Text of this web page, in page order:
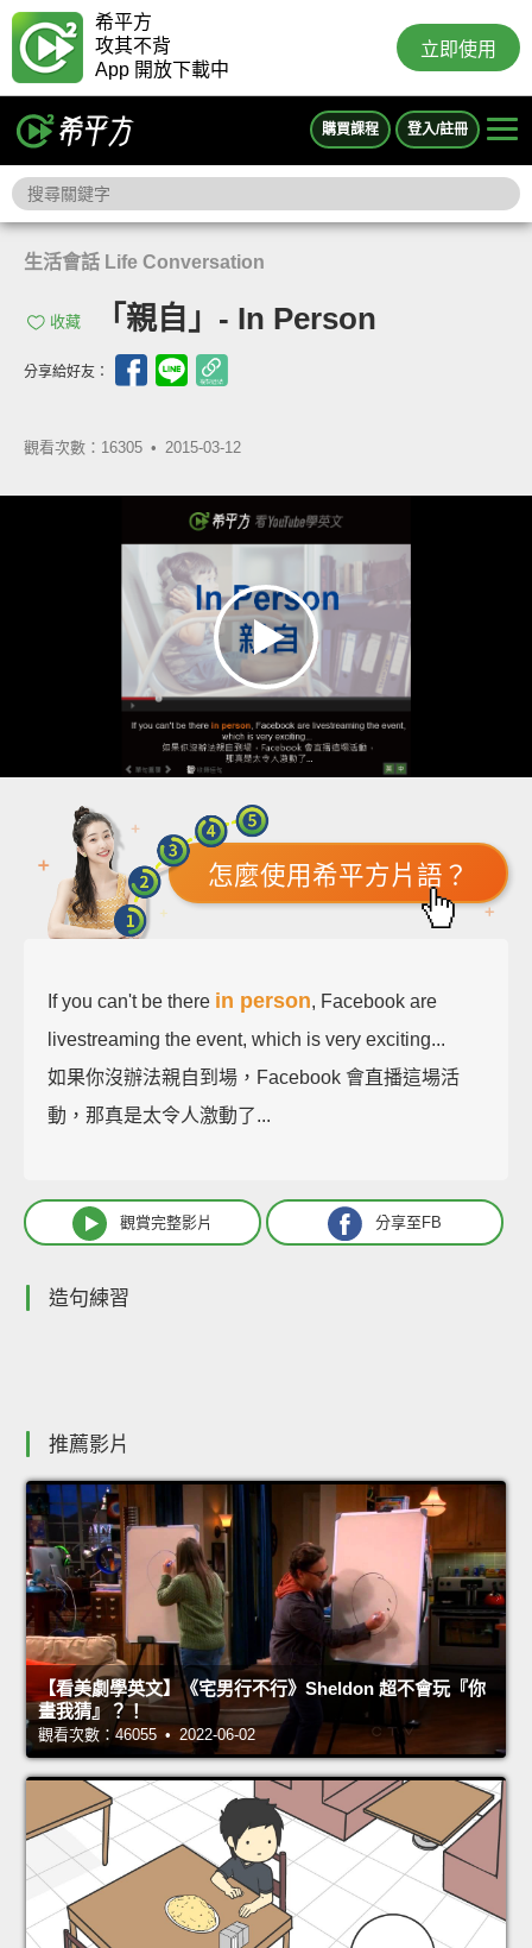
希平方
攻其不背
App 開放下載中
立即使用
購買課程 登入/註冊
生活會話 Life Conversation
收藏 「親自」- In Person
分享給好友：
觀看次數：16305 • 2015-03-12
怎麼使用希平方片語？
If you can't be there in person, Facebook are
livestreaming the event, which is very exciting...
如果你沒辦法親自到場，Facebook 會直播這場活
動，那真是太令人激動了...
觀賞完整影片 分享至FB
造句練習
推薦影片
【看美劇學英文】《宅男行不行》Sheldon 超不會玩『你
畫我猜』？！
觀看次數：46055 • 2022-06-02